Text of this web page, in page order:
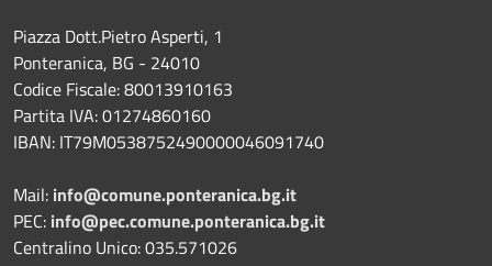
Piazza Dott.Pietro Asperti, 1
Ponteranica, BG - 24010
Codice Fiscale: 80013910163
Partita IVA: 01274860160
IBAN: IT79M0538752490000046091740
Mail: info@comune.ponteranica.bg.it
PEC: info@pec.comune.ponteranica.bg.it
Centralino Unico: 035.571026